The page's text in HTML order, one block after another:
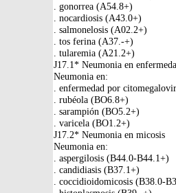
. gonorrea (A54.8+)
. nocardiosis (A43.0+)
. salmonelosis (A02.2+)
. tos ferina (A37.-+)
. tularemia (A21.2+)
J17.1* Neumonia en
Neumonia en:
. enfermedad por
. rubéola (BO6.8+)
. sarampión (BO5.2+)
. varicela (BO1.2+)
J17.2* Neumonia en micosis
Neumonia en:
. aspergilosis (B44.0-B44.1+)
. candidiasis (B37.1+)
. coccidioidomicosis (B38.0-